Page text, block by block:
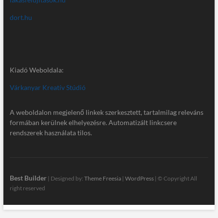
dort.hu
Kiadó Weboldala:
Várkanyar Kreatív Stúdió
A weboldalon megjelenő linkek szerkesztett, tartalmilag releváns
formában kerülnek elhelyezésre. Automatizált linkcsere
rendszerek használata tilos.
Best Builder| Designed by: Theme Freesia| WordPress| © Copyright All
right reserved